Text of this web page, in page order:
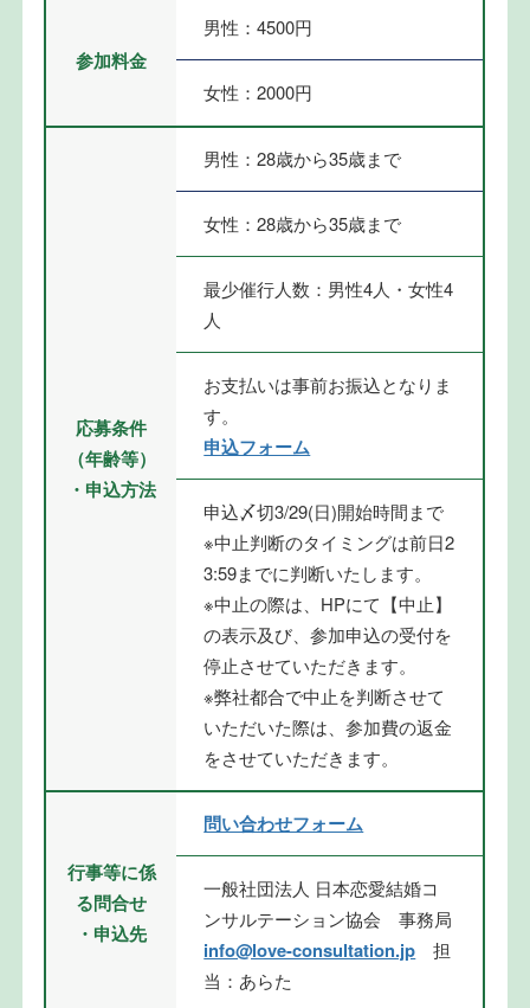
参加料金
男性：4500円
女性：2000円
応募条件
（年齢等）
・申込方法
男性：28歳から35歳まで
女性：28歳から35歳まで
最少催行人数：男性4人・女性4
人
お支払いは事前お振込となりま
す。
申込フォーム
申込〆切3/29(日)開始時間まで
※中止判断のタイミングは前日2
3:59までに判断いたします。
※中止の際は、HPにて【中止】
の表示及び、参加申込の受付を
停止させていただきます。
※弊社都合で中止を判断させて
いただいた際は、参加費の返金
をさせていただきます。
行事等に係
る問合せ
・申込先
問い合わせフォーム
一般社団法人 日本恋愛結婚コ
ンサルテーション協会 事務局
info@love-consultation.jp 担
当：あらた